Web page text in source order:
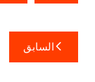
تصفّح
المقالات
السابق